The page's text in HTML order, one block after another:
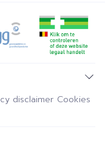
disclaimer Cookies